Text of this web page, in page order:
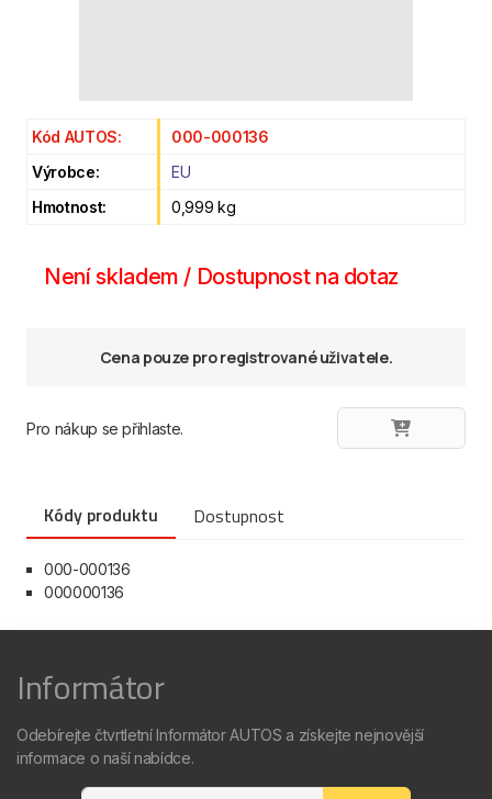
Kód AUTOS:
000-000136
Výrobce:
EU
Hmotnost:
0,999 kg
Není skladem / Dostupnost na dotaz
Cena pouze pro registrované uživatele.
Pro nákup se přihlaste.
Kódy produktu Dostupnost
000-000136
000000136
Informátor
Odebírejte čtvrtletní Informátor AUTOS a získejte nejnovější
informace o naší nabídce.